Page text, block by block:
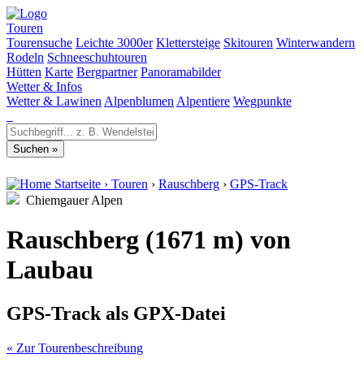
Touren
Tourensuche Leichte 3000er Klettersteige Skitouren Winterwandern
Rodeln Schneeschuhtouren
Hütten Karte Bergpartner Panoramabilder
Wetter & Infos
Wetter & Lawinen Alpenblumen Alpentiere Wegpunkte
Startseite › Touren › Rauschberg › GPS-Track
Chiemgauer Alpen
Rauschberg (1671 m) von
Laubau
GPS-Track als GPX-Datei
« Zur Tourenbeschreibung